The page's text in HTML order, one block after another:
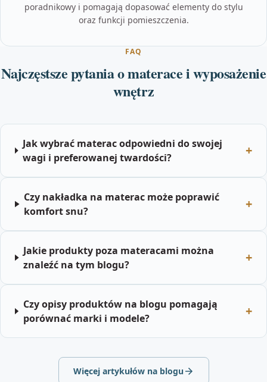
poradnikowy i pomagają dopasować elementy do stylu
oraz funkcji pomieszczenia.
FAQ
Najczęstsze pytania o materace i wyposażenie
wnętrz
Jak wybrać materac odpowiedni do swojej
wagi i preferowanej twardości?
Czy nakładka na materac może poprawić
komfort snu?
Jakie produkty poza materacami można
znaleźć na tym blogu?
Czy opisy produktów na blogu pomagają
porównać marki i modele?
Więcej artykułów na blogu